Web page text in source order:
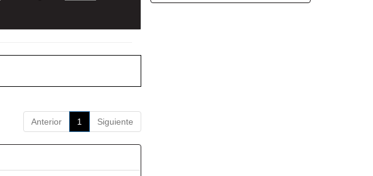
Anterior 1 Siguiente